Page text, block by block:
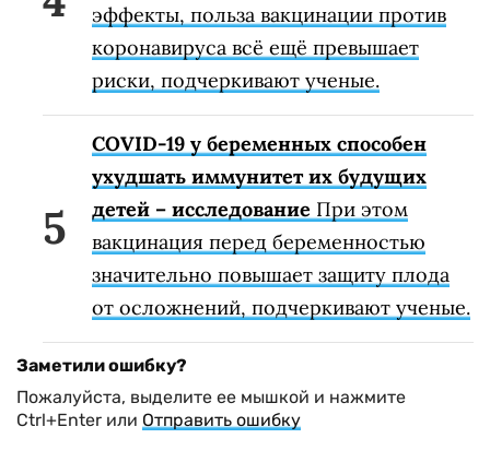
эффекты, польза вакцинации против
коронавируса всё ещё превышает
риски, подчеркивают ученые.
COVID-19 у беременных способен
ухудшать иммунитет их будущих
детей – исследование При этом
вакцинация перед беременностью
значительно повышает защиту плода
от осложнений, подчеркивают ученые.
Заметили ошибку?
Пожалуйста, выделите ее мышкой и нажмите
Ctrl+Enter или Отправить ошибку